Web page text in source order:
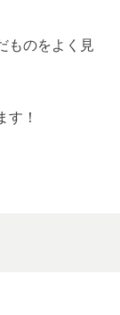
ものをよく見
す！